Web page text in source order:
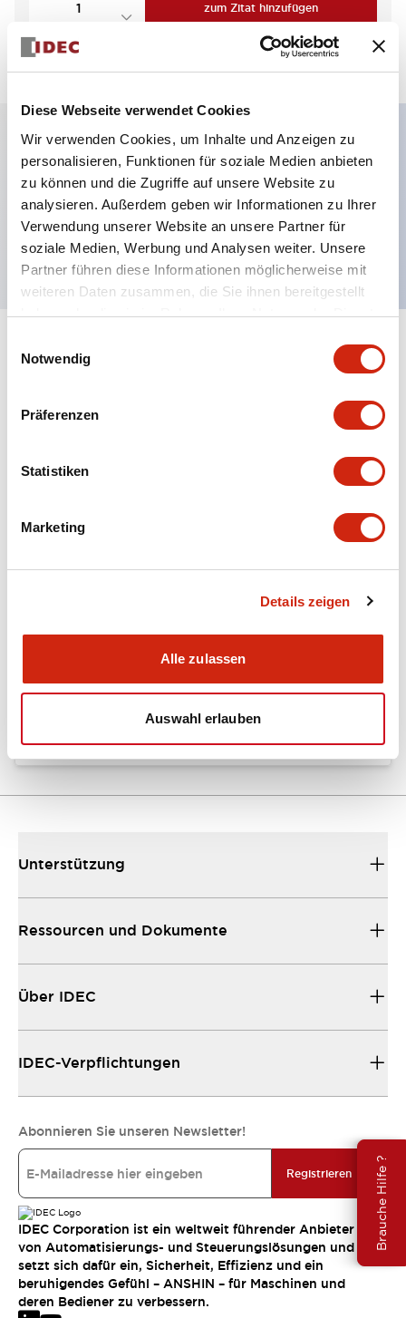
Diese Webseite verwendet Cookies
Wir verwenden Cookies, um Inhalte und Anzeigen zu
personalisieren, Funktionen für soziale Medien anbieten
zu können und die Zugriffe auf unsere Website zu
analysieren. Außerdem geben wir Informationen zu Ihrer
Verwendung unserer Website an unsere Partner für
soziale Medien, Werbung und Analysen weiter. Unsere
Partner führen diese Informationen möglicherweise mit
weiteren Daten zusammen, die Sie ihnen bereitgestellt
haben oder die sie im Rahmen Ihrer Nutzung der Dienste
Notwendig
Präferenzen
Statistiken
Marketing
Details zeigen
Alle zulassen
Auswahl erlauben
Brauche Hilfe ?
zum Zitat hinzufügen
Hauptmerkmale
Erweiterter Druckknopf, 1NC-Kontakt,
freiliegender Schraubanschluss, gelber Knopf
Spezifikationen Alle erweitern+
EU2B Datasheet
Unterstützung
Ressourcen und Dokumente
Über IDEC
IDEC-Verpflichtungen
Abonnieren Sie unseren Newsletter!
Registrieren
IDEC Corporation ist ein weltweit führender Anbieter
von Automatisierungs- und Steuerungslösungen und
setzt sich dafür ein, Sicherheit, Effizienz und ein
beruhigendes Gefühl – ANSHIN – für Maschinen und
deren Bediener zu verbessern.